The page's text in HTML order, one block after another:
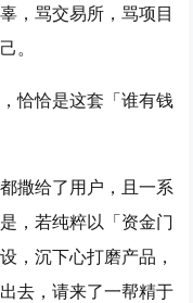
，骂交易所，骂项目
。
恰恰是这套「谁有钱
撒给了用户，且一系
，若纯粹以「资金门
，沉下心打磨产品，
去，请来了一帮精于